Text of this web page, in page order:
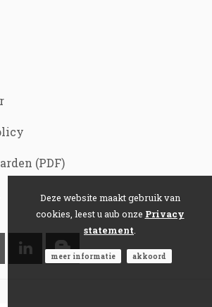
(PDF)
Deze website maakt gebruik van
cookies, leest u aub onze Privacy
statement
meer informatie akkoord